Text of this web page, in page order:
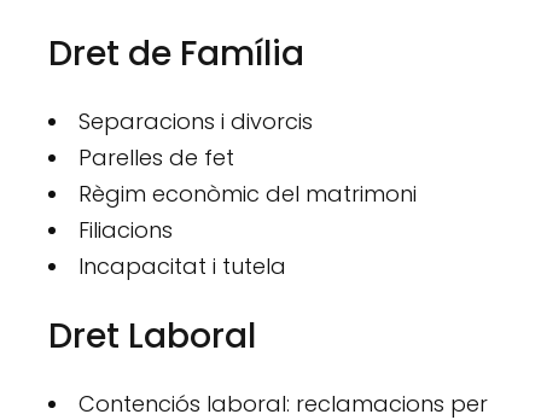
Dret de Família
Separacions i divorcis
Parelles de fet
Règim econòmic del matrimoni
Filiacions
Incapacitat i tutela
Dret Laboral
Contenciós laboral: reclamacions per